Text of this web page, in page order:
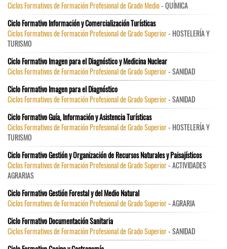
Ciclos Formativos de Formación Profesional de Grado Medio- QUÍMICA
Ciclo Formativo Información y Comercialización Turísticas
Ciclos Formativos de Formación Profesional de Grado Superior- HOSTELERÍA Y
TURISMO
Ciclo Formativo Imagen para el Diagnóstico y Medicina Nuclear
Ciclos Formativos de Formación Profesional de Grado Superior- SANIDAD
Ciclo Formativo Imagen para el Diagnóstico
Ciclos Formativos de Formación Profesional de Grado Superior- SANIDAD
Ciclo Formativo Guía, Información y Asistencia Turísticas
Ciclos Formativos de Formación Profesional de Grado Superior- HOSTELERÍA Y
TURISMO
Ciclo Formativo Gestión y Organización de Recursos Naturales y Paisajísticos
Ciclos Formativos de Formación Profesional de Grado Superior- ACTIVIDADES
AGRARIAS
Ciclo Formativo Gestión Forestal y del Medio Natural
Ciclos Formativos de Formación Profesional de Grado Superior- AGRARIA
Ciclo Formativo Documentación Sanitaria
Ciclos Formativos de Formación Profesional de Grado Superior- SANIDAD